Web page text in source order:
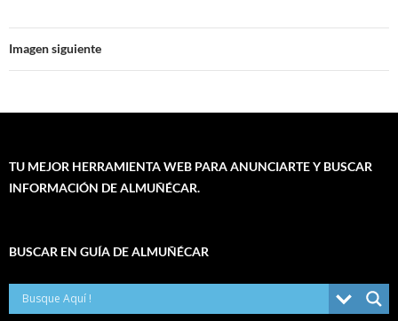
Imagen siguiente
TU MEJOR HERRAMIENTA WEB PARA ANUNCIARTE Y BUSCAR
INFORMACIÓN DE ALMUÑÉCAR.
BUSCAR EN GUÍA DE ALMUÑÉCAR